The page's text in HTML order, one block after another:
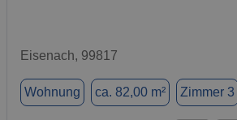
Eisenach, 99817
Wohnung ca. 82,00 m² Zimmer 3